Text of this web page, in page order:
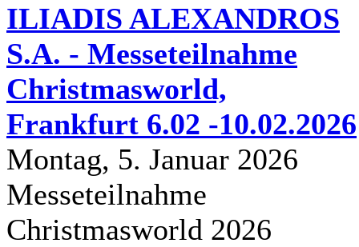
ILIADIS ALEXANDROS
S.A. - Messeteilnahme
Christmasworld,
Frankfurt 6.02 -10.02.2026
Montag, 5. Januar 2026
Messeteilnahme
Christmasworld 2026